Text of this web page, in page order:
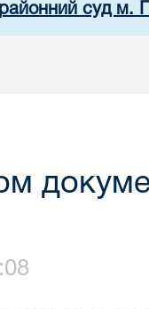
районний суд м.